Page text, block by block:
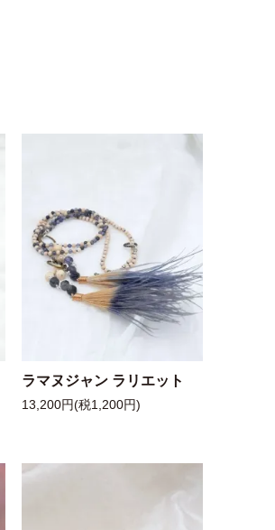
ラマヌジャン ラリエット
13,200円(税1,200円)